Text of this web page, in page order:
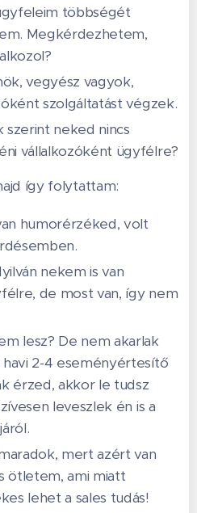
többségét
Megkérdezhetem,
vegyész vagyok,
szolgáltatást végzek.
szerint neked nincs
vállalkozóként ügyfélre?
így folytattam:
humorérzéked, volt
nekem is van
de most van, így nem
lesz? De nem akarlak
havi 2-4 eseményértesítő
érzed, akkor le tudsz
leveszlek én is a
mert azért van
ötletem, ami miatt
lehet a sales tudás!